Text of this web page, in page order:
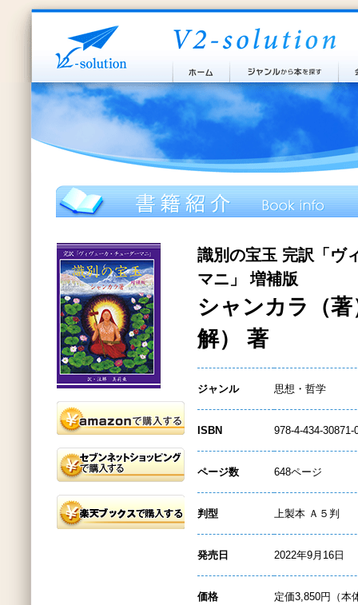
識別の宝玉 完訳「ヴ
マニ」 増補版
シャンカラ（
解） 著
ジャンル 思想・哲学
ISBN 978-4-434-30871-
ページ数 648ページ
判型 上製本 Ａ５判
発売日 2022年9月16日
価格 定価3,850円（本